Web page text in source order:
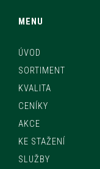
MENU
ÚVOD
SORTIMENT
KVALITA
CENÍKY
AKCE
KE STAŽENÍ
SLUŽBY